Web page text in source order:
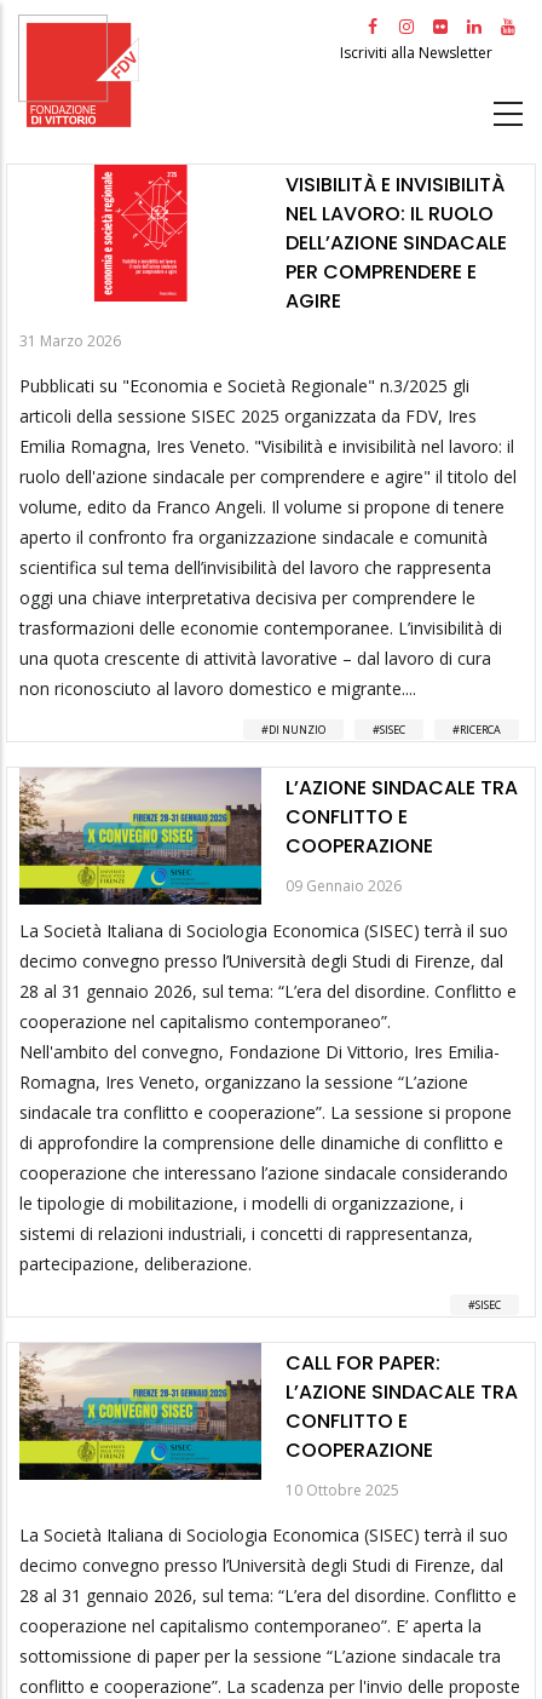
Salta
principale
Iscriviti alla Newsletter
VISIBILITÀ E INVISIBILITÀ
NEL LAVORO: IL RUOLO
DELL’AZIONE SINDACALE
PER COMPRENDERE E
AGIRE
31 Marzo 2026
Pubblicati su "Economia e Società Regionale" n.3/2025 gli
articoli della sessione SISEC 2025 organizzata da FDV, Ires
Emilia Romagna, Ires Veneto. "Visibilità e invisibilità nel lavoro: il
ruolo dell'azione sindacale per comprendere e agire" il titolo del
volume, edito da Franco Angeli. Il volume si propone di tenere
aperto il confronto fra organizzazione sindacale e comunità
scientifica sul tema dell’invisibilità del lavoro che rappresenta
oggi una chiave interpretativa decisiva per comprendere le
trasformazioni delle economie contemporanee. L’invisibilità di
una quota crescente di attività lavorative – dal lavoro di cura
non riconosciuto al lavoro domestico e migrante....
DI NUNZIO SISEC RICERCA
L’AZIONE SINDACALE TRA
CONFLITTO E
COOPERAZIONE
09 Gennaio 2026
La Società Italiana di Sociologia Economica (SISEC) terrà il suo
decimo convegno presso l’Università degli Studi di Firenze, dal
28 al 31 gennaio 2026, sul tema: “L’era del disordine. Conflitto e
cooperazione nel capitalismo contemporaneo”.
Nell'ambito del convegno, Fondazione Di Vittorio, Ires Emilia-
Romagna, Ires Veneto, organizzano la sessione “L’azione
sindacale tra conflitto e cooperazione”. La sessione si propone
di approfondire la comprensione delle dinamiche di conflitto e
cooperazione che interessano l’azione sindacale considerando
le tipologie di mobilitazione, i modelli di organizzazione, i
sistemi di relazioni industriali, i concetti di rappresentanza,
partecipazione, deliberazione.
SISEC
CALL FOR PAPER:
L’AZIONE SINDACALE TRA
CONFLITTO E
COOPERAZIONE
10 Ottobre 2025
La Società Italiana di Sociologia Economica (SISEC) terrà il suo
decimo convegno presso l’Università degli Studi di Firenze, dal
28 al 31 gennaio 2026, sul tema: “L’era del disordine. Conflitto e
cooperazione nel capitalismo contemporaneo”. E’ aperta la
sottomissione di paper per la sessione “L’azione sindacale tra
conflitto e cooperazione”. La scadenza per l'invio delle proposte